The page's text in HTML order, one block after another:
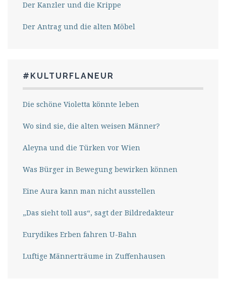
Der Kanzler und die Krippe
Der Antrag und die alten Möbel
#KULTURFLANEUR
Die schöne Violetta könnte leben
Wo sind sie, die alten weisen Männer?
Aleyna und die Türken vor Wien
Was Bürger in Bewegung bewirken können
Eine Aura kann man nicht ausstellen
„Das sieht toll aus“, sagt der Bildredakteur
Eurydikes Erben fahren U-Bahn
Luftige Männerträume in Zuffenhausen